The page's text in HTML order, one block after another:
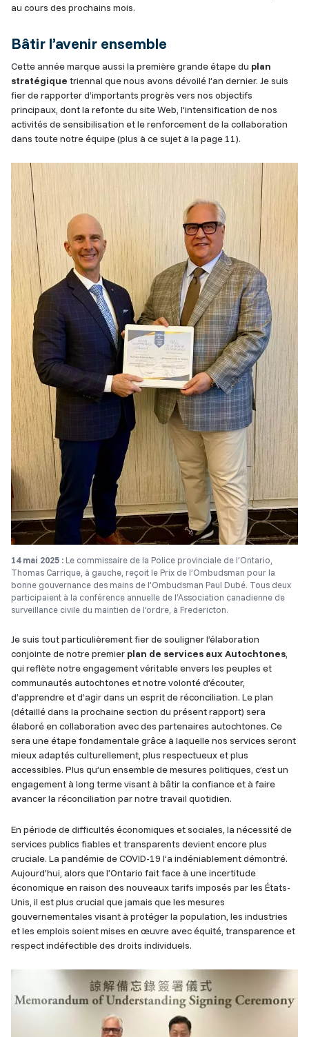
au cours des prochains mois.
Bâtir l’avenir ensemble
Cette année marque aussi la première grande étape du plan
stratégique triennal que nous avons dévoilé l’an dernier. Je suis
fier de rapporter d’importants progrès vers nos objectifs
principaux, dont la refonte du site Web, l’intensification de nos
activités de sensibilisation et le renforcement de la collaboration
dans toute notre équipe (plus à ce sujet à la page 11).
14 mai 2025 : Le commissaire de la Police provinciale de l’Ontario,
Thomas Carrique, à gauche, reçoit le Prix de l’Ombudsman pour la
bonne gouvernance des mains de l’Ombudsman Paul Dubé. Tous deux
participaient à la conférence annuelle de l’Association canadienne de
surveillance civile du maintien de l’ordre, à Fredericton.
Je suis tout particulièrement fier de souligner l’élaboration
conjointe de notre premier plan de services aux Autochtones,
qui reflète notre engagement véritable envers les peuples et
communautés autochtones et notre volonté d’écouter,
d’apprendre et d’agir dans un esprit de réconciliation. Le plan
(détaillé dans la prochaine section du présent rapport) sera
élaboré en collaboration avec des partenaires autochtones. Ce
sera une étape fondamentale grâce à laquelle nos services seront
mieux adaptés culturellement, plus respectueux et plus
accessibles. Plus qu’un ensemble de mesures politiques, c’est un
engagement à long terme visant à bâtir la confiance et à faire
avancer la réconciliation par notre travail quotidien.
En période de difficultés économiques et sociales, la nécessité de
services publics fiables et transparents devient encore plus
cruciale. La pandémie de COVID-19 l’a indéniablement démontré.
Aujourd’hui, alors que l’Ontario fait face à une incertitude
économique en raison des nouveaux tarifs imposés par les États-
Unis, il est plus crucial que jamais que les mesures
gouvernementales visant à protéger la population, les industries
et les emplois soient mises en œuvre avec équité, transparence et
respect indéfectible des droits individuels.